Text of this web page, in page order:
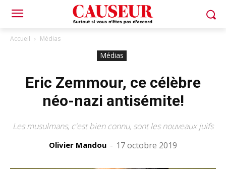
Accueil Médias
Médias
Eric Zemmour, ce célèbre
néo-nazi antisémite!
Les musulmans, c'est bien connu, sont les nouveaux juifs
Olivier Mandou - 17 octobre 2019